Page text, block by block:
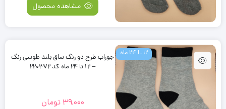
مشاهده محصول
12 تا 24 ماه
جوراب طرح دو رنگ ساق بلند طوسی رنگ
– 12 تا 24 ماه کد 220372
39,000 تومان